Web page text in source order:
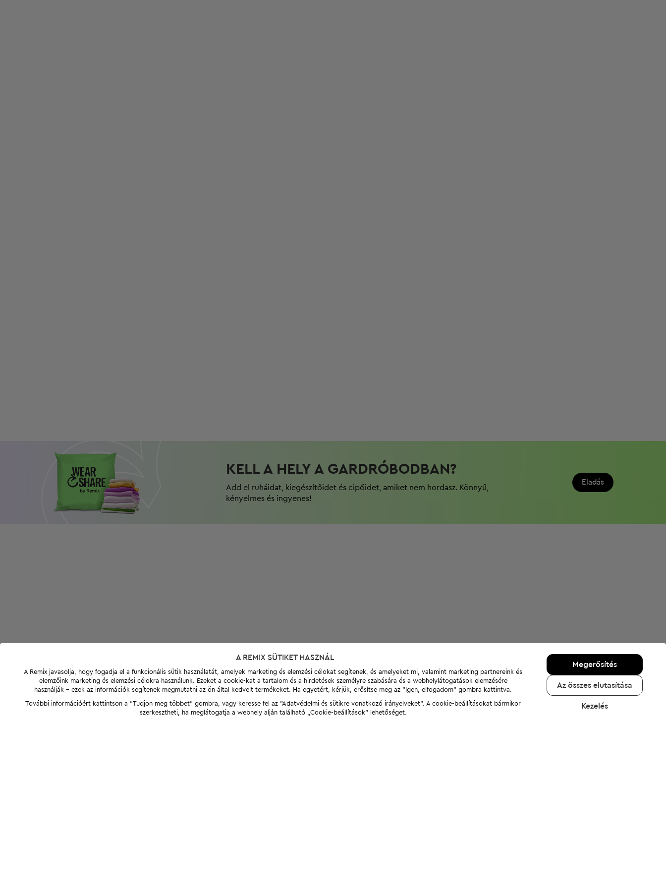
KELL A HELY A GARDRÓBODBAN?
Add el ruháidat, kiegészítőidet és cipőidet, amiket nem hordasz. Könnyű,
kényelmes és ingyenes!
Eladás
A REMIX SÜTIKET HASZNÁL
A Remix javasolja, hogy fogadja el a funkcionális sütik használatát, amelyek marketing és elemzési célokat segítenek, és amelyeket mi, valamint marketing partnereink és
elemzőink marketing és elemzési célokra használunk. Ezeket a cookie-kat a tartalom és a hirdetések személyre szabására és a webhelylátogatások elemzésére
használják - ezek az információk segítenek megmutatni az ön által kedvelt termékeket. Ha egyetért, kérjük, erősítse meg az "Igen, elfogadom" gombra kattintva.
További információért kattintson a "Tudjon meg többet" gombra, vagy keresse fel az "Adatvédelmi és sütikre vonatkozó irányelveket". A cookie-beállításokat bármikor
szerkesztheti, ha meglátogatja a webhely alján található „Cookie-beállítások” lehetőséget.
Megerősítés
Az összes elutasítása
Kezelés